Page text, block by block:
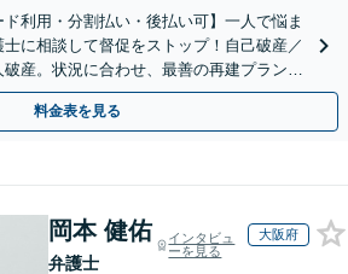
ド利用・分割払い・後払い可】一人で悩ま
に相談して督促をストップ！自己破産／
産。状況に合わせ、最善の再建プランを
り】
料金表を見る
岡本 健佑
弁護士
インタビュ
ーを見る
大阪府